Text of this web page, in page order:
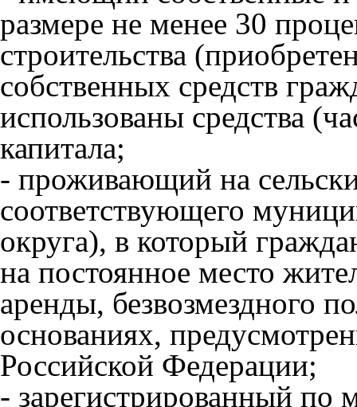
размере не менее 30
строительства
собственных средств
использованы средства
капитала;
- проживающий на
соответствующего
округа), в который
на постоянное место
аренды, безвозмездного
основаниях,
Российской Федерации;
- зарегистрированный по